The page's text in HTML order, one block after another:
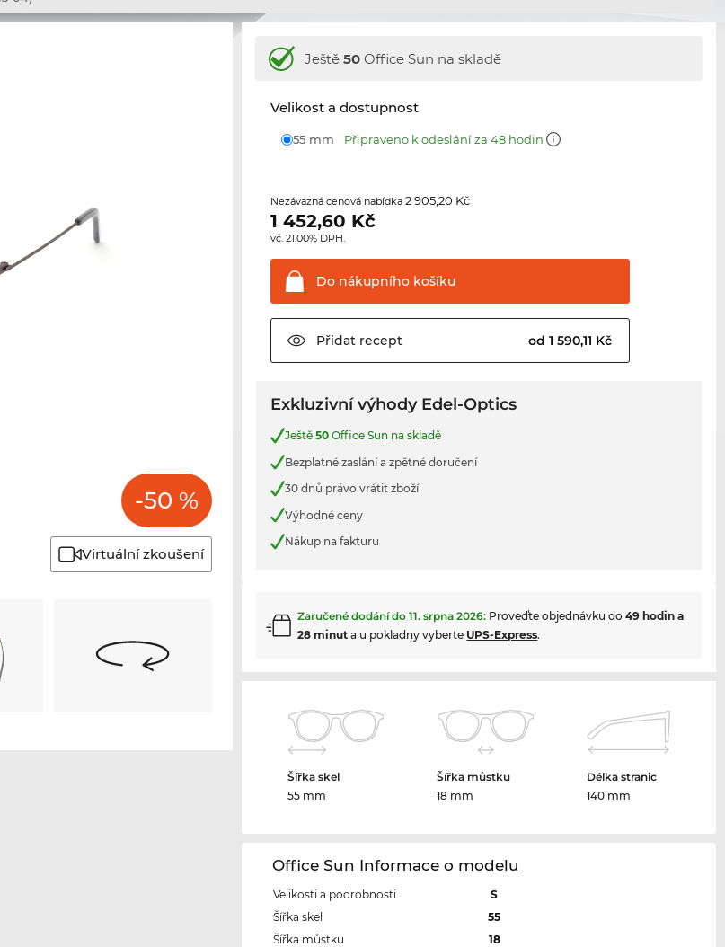
-50 %
Virtuální zkoušení
Ještě50 Office Sun na skladě
Velikost a dostupnost
55 mm Připraveno k odeslání za 48 hodin
Nezávazná cenová nabídka2 905,20 Kč
1 452,60 Kč
vč. 21.00% DPH.
Do nákupního košíku
Přidat recept od 1 590,11 Kč
Exkluzivní výhody Edel-Optics
Ještě50 Office Sun na skladě
Bezplatné zaslání a zpětné doručení
30 dnů právo vrátit zboží
Výhodné ceny
Nákup na fakturu
Zaručené dodání do11. srpna 2026: Proveďte objednávku do49 hodin a
28 minut a u pokladny vyberte UPS-Express.
Šířka skel
55 mm
Šířka můstku
18 mm
Délka stranic
140 mm
Office Sun Informace o modelu
Velikosti a podrobnosti
S
Šířka skel
55
Šířka můstku
18